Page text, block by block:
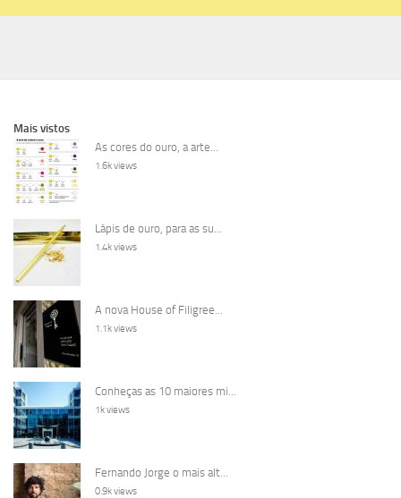
Mais vistos
As cores do ouro, a arte...
1.6k views
Lápis de ouro, para as su...
1.4k views
A nova House of Filigree...
1.1k views
Conheças as 10 maiores mi...
1k views
Fernando Jorge o mais alt...
0.9k views